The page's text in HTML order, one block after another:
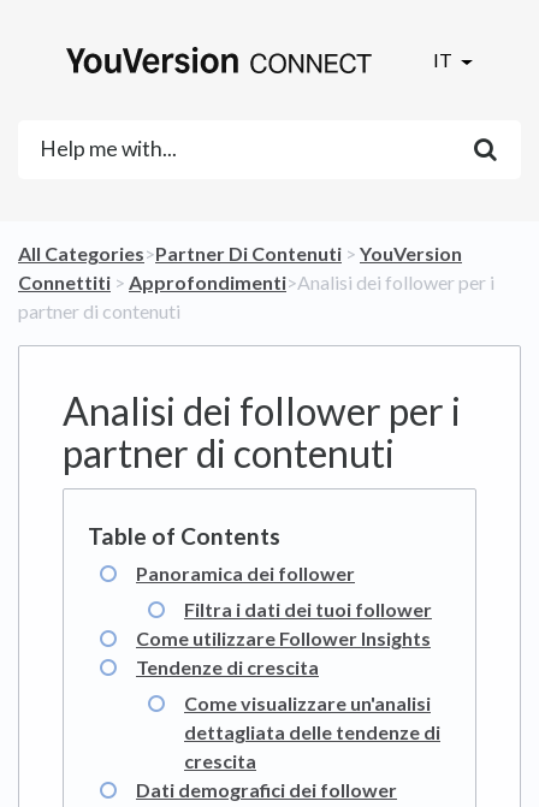
IT
All Categories​>​​Partner Di Contenuti ​ > ​ ​YouVersion
Connettiti ​ > ​ ​Approfondimenti​>​ Analisi dei follower per i
partner di contenuti
Analisi dei follower per i
partner di contenuti
Panoramica dei follower
Filtra i dati dei tuoi follower
Come utilizzare Follower Insights
Tendenze di crescita
Come visualizzare un'analisi
dettagliata delle tendenze di
crescita
Dati demografici dei follower